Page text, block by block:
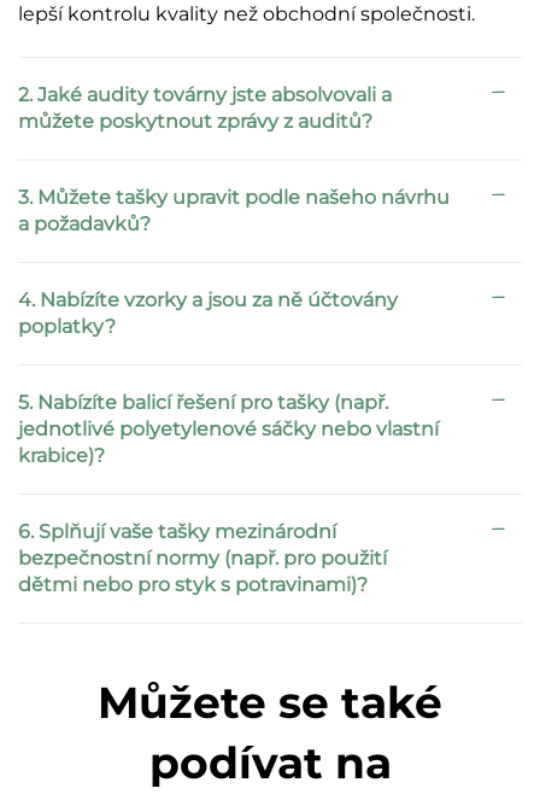
lepší kontrolu kvality než obchodní společnosti.
2. Jaké audity továrny jste absolvovali a
můžete poskytnout zprávy z auditů?
3. Můžete tašky upravit podle našeho návrhu
a požadavků?
4. Nabízíte vzorky a jsou za ně účtovány
poplatky?
5. Nabízíte balicí řešení pro tašky (např.
jednotlivé polyetylenové sáčky nebo vlastní
krabice)?
6. Splňují vaše tašky mezinárodní
bezpečnostní normy (např. pro použití
dětmi nebo pro styk s potravinami)?
Můžete se také
podívat na